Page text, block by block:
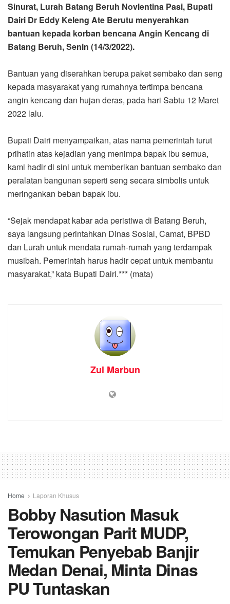
Sinurat, Lurah Batang Beruh Novlentina Pasi, Bupati
Dairi Dr Eddy Keleng Ate Berutu menyerahkan
bantuan kepada korban bencana Angin Kencang di
Batang Beruh, Senin (14/3/2022).
Bantuan yang diserahkan berupa paket sembako dan seng
kepada masyarakat yang rumahnya tertimpa bencana
angin kencang dan hujan deras, pada hari Sabtu 12 Maret
2022 lalu.
Bupati Dairi menyampaikan, atas nama pemerintah turut
prihatin atas kejadian yang menimpa bapak ibu semua,
kami hadir di sini untuk memberikan bantuan sembako dan
peralatan bangunan seperti seng secara simbolis untuk
meringankan beban bapak ibu.
“Sejak mendapat kabar ada peristiwa di Batang Beruh,
saya langsung perintahkan Dinas Sosial, Camat, BPBD
dan Lurah untuk mendata rumah-rumah yang terdampak
musibah. Pemerintah harus hadir cepat untuk membantu
masyarakat,” kata Bupati Dairi.*** (mata)
Zul Marbun
Home Laporan Khusus
Bobby Nasution Masuk
Terowongan Parit MUDP,
Temukan Penyebab Banjir
Medan Denai, Minta Dinas
PU Tuntaskan